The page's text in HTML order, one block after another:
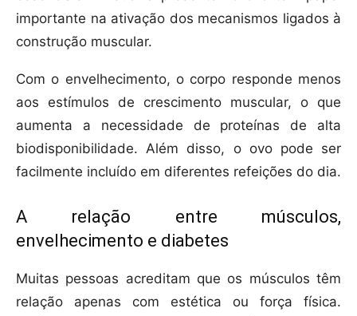
importante na ativação dos mecanismos ligados à
construção muscular.
Com o envelhecimento, o corpo responde menos
aos estímulos de crescimento muscular, o que
aumenta a necessidade de proteínas de alta
biodisponibilidade. Além disso, o ovo pode ser
facilmente incluído em diferentes refeições do dia.
A relação entre músculos,
envelhecimento e diabetes
Muitas pessoas acreditam que os músculos têm
relação apenas com estética ou força física.